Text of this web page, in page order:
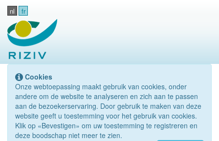
nl fr
Cookies
Onze webtoepassing maakt gebruik van cookies, onder
andere om de website te analyseren en zich aan te passen
aan de bezoekerservaring. Door gebruik te maken van deze
website geeft u toestemming voor het gebruik van cookies.
Klik op «Bevestigen» om uw toestemming te registreren en
deze boodschap niet meer te zien.